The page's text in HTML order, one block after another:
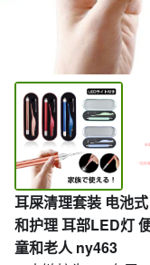
耳屎清理套装 电池
和护理 耳部LED灯
童和老人 ny463